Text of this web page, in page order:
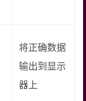
将正确数据
输出到显示
器上